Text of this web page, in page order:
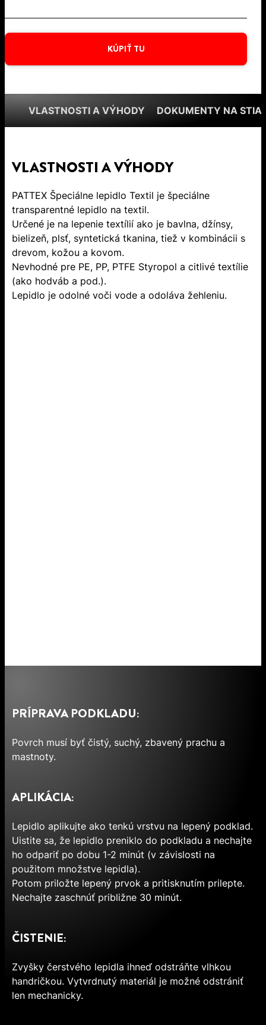
KÚPIŤ TU
VLASTNOSTI A VÝHODY DOKUMENTY NA
VLASTNOSTI A VÝHODY
PATTEX Špeciálne lepidlo Textil je špeciálne
transparentné lepidlo na textil.
Určené je na lepenie textílií ako je bavlna, džínsy,
bielizeň, plsť, syntetická tkanina, tiež v kombinácii s
drevom, kožou a kovom.
Nevhodné pre PE, PP, PTFE Styropol a citlivé textílie
(ako hodváb a pod.).
Lepidlo je odolné voči vode a odoláva žehleniu.
PRÍPRAVA PODKLADU:
Povrch musí byť čistý, suchý, zbavený prachu a
mastnoty.
APLIKÁCIA:
Lepidlo aplikujte ako tenkú vrstvu na lepený podklad.
Uistite sa, že lepidlo preniklo do podkladu a nechajte
ho odpariť po dobu 1-2 minút (v závislosti na
použitom množstve lepidla).
Potom priložte lepený prvok a pritisknutím prilepte.
Nechajte zaschnúť približne 30 minút.
ČISTENIE:
Zvyšky čerstvého lepidla ihneď odstráňte vlhkou
handričkou. Vytvrdnutý materiál je možné odstrániť
len mechanicky.